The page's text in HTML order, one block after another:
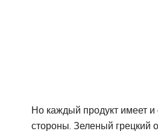
Но каждый продукт имеет и
стороны. Зеленый грецкий